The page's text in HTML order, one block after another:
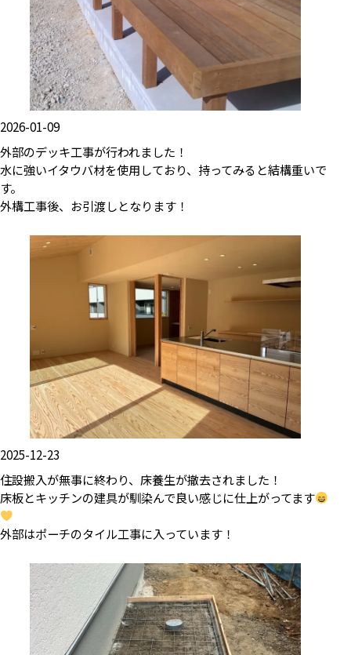
2026-01-09
外部のデッキ工事が行われました！
水に強いイタウバ材を使用しており、持ってみると結構重いで
す。
外構工事後、お引渡しとなります！
2025-12-23
住設搬入が無事に終わり、床養生が撤去されました！
床板とキッチンの建具が馴染んで良い感じに仕上がってます
外部はポーチのタイル工事に入っています！